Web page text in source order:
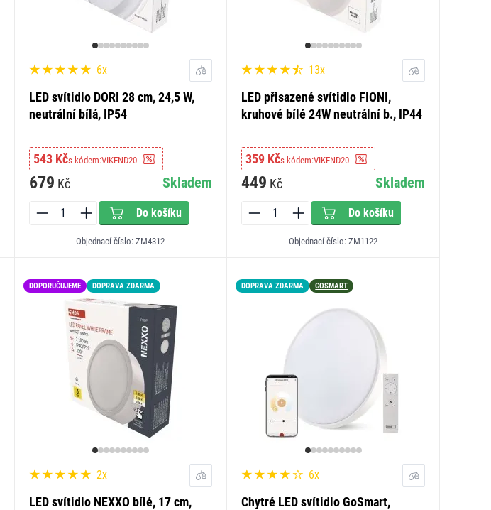
6x
LED svítidlo DORI 28 cm, 24,5 W,
neutrální bílá, IP54
543 Kčs kódem:VIKEND20
679 Kč Skladem
Do košíku
Objednací číslo: ZM4312
13x
LED přisazené svítidlo FIONI,
kruhové bílé 24W neutrální b., IP44
359 Kčs kódem:VIKEND20
449 Kč Skladem
Do košíku
Objednací číslo: ZM1122
DOPORUČUJEME DOPRAVA ZDARMA
2x
LED svítidlo NEXXO bílé, 17 cm,
DOPRAVA ZDARMA GOSMART
6x
Chytré LED svítidlo GoSmart,